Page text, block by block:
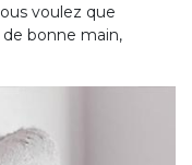
voulez que
bonne main,